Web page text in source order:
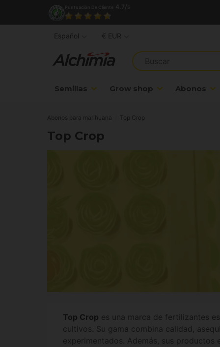
Semillas Grow shop Abonos
Español € EUR
Abonos para marihuana Top Crop
Top Crop
Top Crop es una marca de fertilizantes
cultivos. Su gama combina calidad,
experimentados. Además, sus